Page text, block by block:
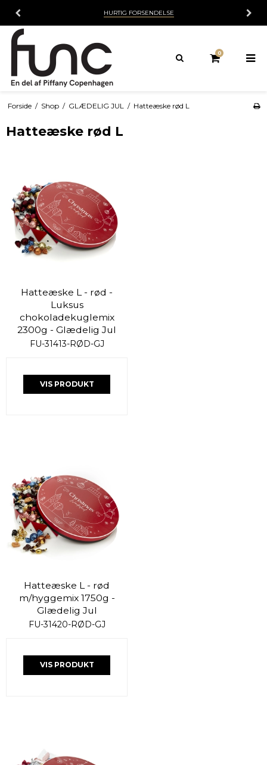
HURTIG FORSENDELSE
0
Forside / Shop / GLÆDELIG JUL / Hatteæske rød L
Hatteæske rød L
Hatteæske L - rød -
Luksus
chokoladekuglemix
2300g - Glædelig Jul
FU-31413-RØD-GJ
VIS PRODUKT
Hatteæske L - rød
m/hyggemix 1750g -
Glædelig Jul
FU-31420-RØD-GJ
VIS PRODUKT